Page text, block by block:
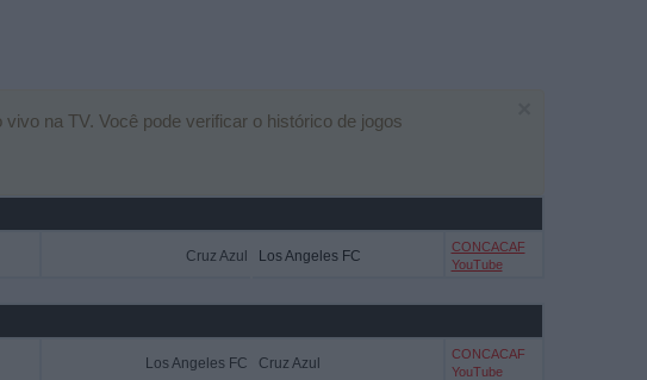
na TV. Você pode verificar o histórico de jogos
Cruz Azul Los Angeles FC
CONCACAF
YouTube
Los Angeles FC Cruz Azul
CONCACAF
YouTube